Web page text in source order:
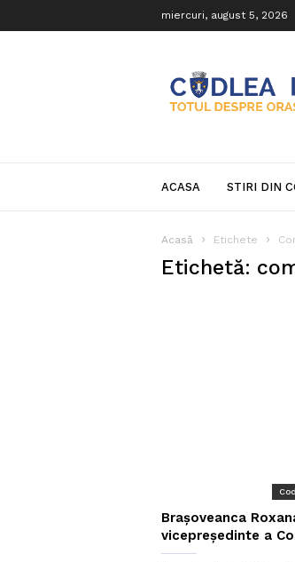
miercuri, august 5, 2026
Info
ACASA STIRI DIN
Acasă Etichete
Etichetă:
Brașoveanca
vicepreședinte a